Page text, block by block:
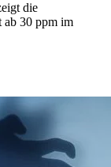
die
30 ppm im